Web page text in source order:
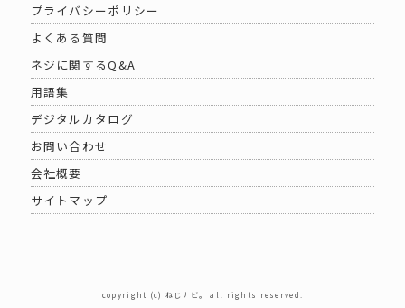
プライバシーポリシー
よくある質問
ネジに関するQ&A
用語集
デジタルカタログ
お問い合わせ
会社概要
サイトマップ
copyright (c) ねじナビ。 all rights reserved.